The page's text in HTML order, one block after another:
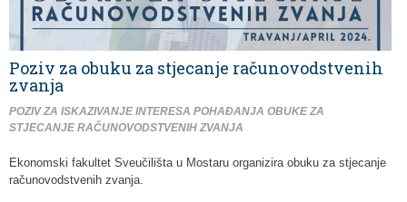
Poziv za obuku za stjecanje računovodstvenih
zvanja
POZIV ZA ISKAZIVANJE INTERESA POHAĐANJA OBUKE ZA
STJECANJE RAČUNOVODSTVENIH ZVANJA
Ekonomski fakultet Sveučilišta u Mostaru organizira obuku za stjecanje
računovodstvenih zvanja.